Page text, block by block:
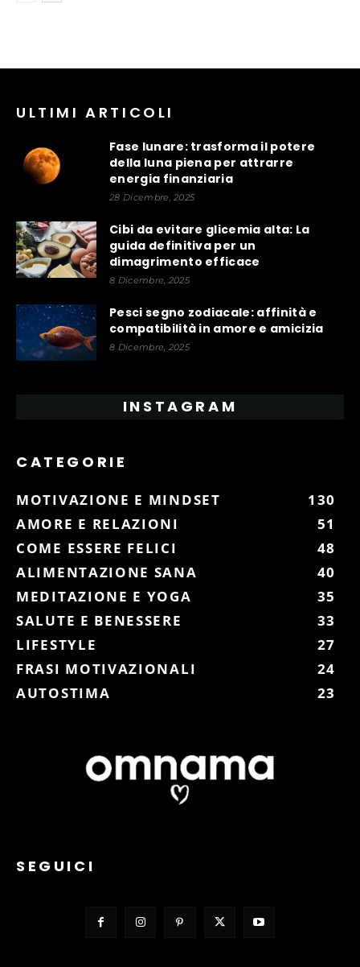
ULTIMI ARTICOLI
Fase lunare: trasforma il potere
della luna piena per attrarre
energia finanziaria
28 Dicembre, 2025
Cibi da evitare glicemia alta: La
guida definitiva per un
dimagrimento efficace
8 Dicembre, 2025
Pesci segno zodiacale: affinità e
compatibilità in amore e amicizia
8 Dicembre, 2025
INSTAGRAM
CATEGORIE
MOTIVAZIONE E MINDSET
130
AMORE E RELAZIONI
51
COME ESSERE FELICI
48
ALIMENTAZIONE SANA
40
MEDITAZIONE E YOGA
35
SALUTE E BENESSERE
33
LIFESTYLE
27
FRASI MOTIVAZIONALI
24
AUTOSTIMA
23
SEGUICI